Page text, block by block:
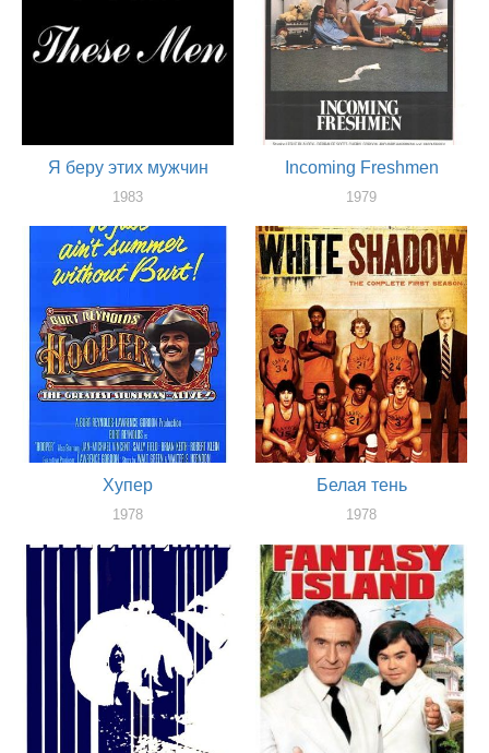
Я беру этих мужчин
1983
Incoming Freshmen
1979
Хупер
1978
Белая тень
1978